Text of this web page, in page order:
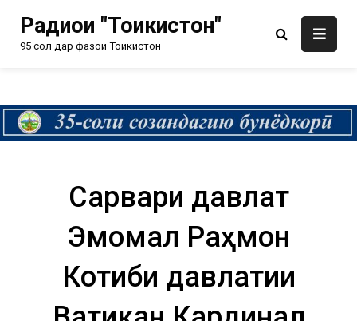
Радиои "Тоҷикистон"
95 сол дар фазои Тоҷикистон
Сарвари давлат
Эмомалӣ Раҳмон
Котиби давлатии